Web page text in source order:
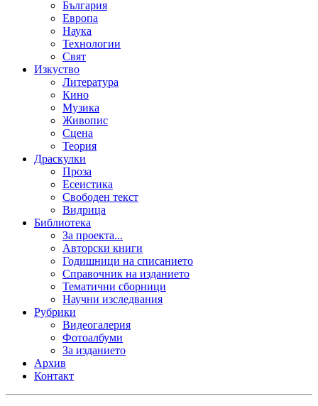
България
Европа
Наука
Технологии
Свят
Изкуство
Литература
Кино
Музика
Живопис
Сцена
Теория
Драскулки
Проза
Есеистика
Свободен текст
Видрица
Библиотека
За проекта...
Авторски книги
Годишници на списанието
Справочник на изданието
Тематични сборници
Научни изследвания
Рубрики
Видеогалерия
Фотоалбуми
За изданието
Архив
Контакт